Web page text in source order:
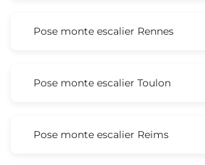
Pose monte escalier Rennes
Pose monte escalier Toulon
Pose monte escalier Reims